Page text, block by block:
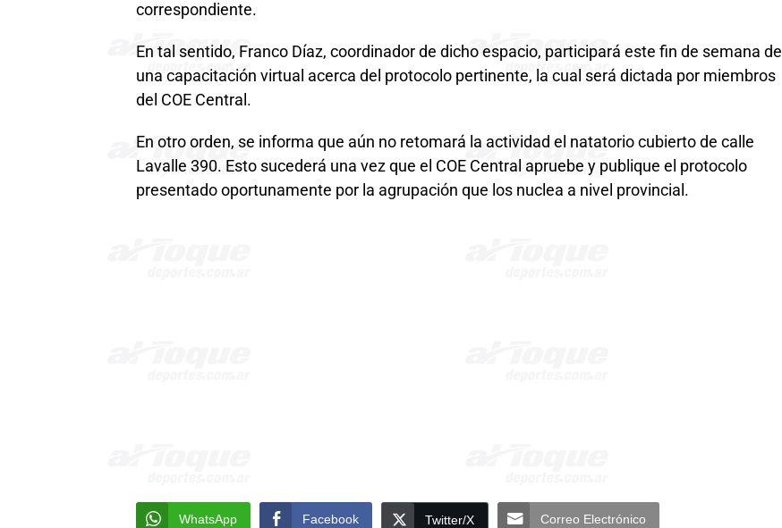
correspondiente.
En tal sentido, Franco Díaz, coordinador de dicho espacio, participará este fin de semana de
una capacitación virtual acerca del protocolo pertinente, la cual será dictada por miembros
del COE Central.
En otro orden, se informa que aún no retomará la actividad el natatorio cubierto de calle
Lavalle 390. Esto sucederá una vez que el COE Central apruebe y publique el protocolo
presentado oportunamente por la agrupación que los nuclea a nivel provincial.
WhatsApp Facebook Twitter/X Correo Electrónico